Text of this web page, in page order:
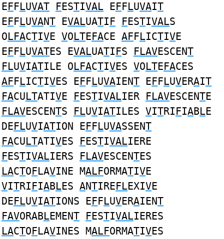
EFFLUVAT FESTIVAL EFFLUVAIT
EFFLUVANT EVALUATIF FESTIVALS
OLFACTIVE VOLTEFACE AFFLICTIVE
EFFLUVATES EVALUATIFS FLAVESCENT
FLUVIATILE OLFACTIVES VOLTEFACES
AFFLICTIVES EFFLUVAIENT EFFLUVERAIT
FACULTATIVE FESTIVALIER FLAVESCENTE
FLAVESCENTS FLUVIATILES VITRIFIABLE
DEFLUVIATION EFFLUVASSENT
FACULTATIVES FESTIVALIERE
FESTIVALIERS FLAVESCENTES
LACTOFLAVINE MALFORMATIVE
VITRIFIABLES ANTIREFLEXIVE
DEFLUVIATIONS EFFLUVERAIENT
FAVORABLEMENT FESTIVALIERES
LACTOFLAVINES MALFORMATIVES